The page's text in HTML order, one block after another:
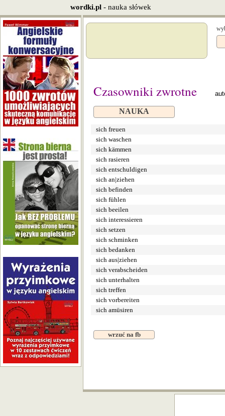
wordki.pl - nauka słówek
Czasowniki zwrotne
NAUKA
sich freuen
sich waschen
sich kämmen
sich rasieren
sich entschuldigen
sich an|ziehen
sich befinden
sich fühlen
sich beeilen
sich interessieren
sich setzen
sich schminken
sich bedanken
sich aus|ziehen
sich verabscheiden
sich unterhalten
sich treffen
sich vorbereiten
sich amüsiren
wrzuć na fb